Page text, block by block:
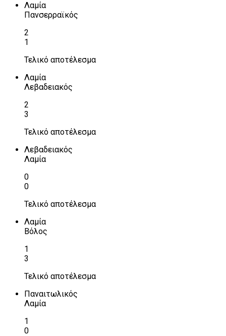
Λαμία
Πανσερραϊκός
2
1
Τελικό αποτέλεσμα
Λαμία
Λεβαδειακός
2
3
Τελικό αποτέλεσμα
Λεβαδειακός
Λαμία
0
0
Τελικό αποτέλεσμα
Λαμία
Βόλος
1
3
Τελικό αποτέλεσμα
Παναιτωλικός
Λαμία
1
0